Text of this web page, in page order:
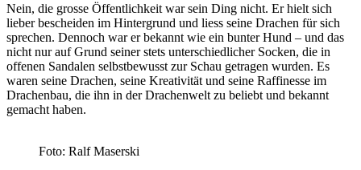
Nein, die grosse Öffentlichkeit war sein Ding nicht. Er hielt sich
lieber bescheiden im Hintergrund und liess seine Drachen für sich
sprechen. Dennoch war er bekannt wie ein bunter Hund – und das
nicht nur auf Grund seiner stets unterschiedlicher Socken, die in
offenen Sandalen selbstbewusst zur Schau getragen wurden. Es
waren seine Drachen, seine Kreativität und seine Raffinesse im
Drachenbau, die ihn in der Drachenwelt zu beliebt und bekannt
gemacht haben.
Foto: Ralf Maserski